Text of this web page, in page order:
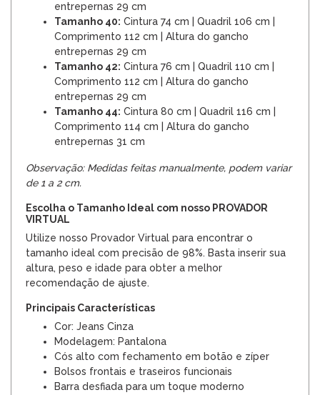
entrepernas 29 cm
Tamanho 40: Cintura 74 cm | Quadril 106 cm |
Comprimento 112 cm | Altura do gancho
entrepernas 29 cm
Tamanho 42: Cintura 76 cm | Quadril 110 cm |
Comprimento 112 cm | Altura do gancho
entrepernas 29 cm
Tamanho 44: Cintura 80 cm | Quadril 116 cm |
Comprimento 114 cm | Altura do gancho
entrepernas 31 cm
Observação: Medidas feitas manualmente, podem variar
de 1 a 2 cm.
Escolha o Tamanho Ideal com nosso PROVADOR
VIRTUAL
Utilize nosso Provador Virtual para encontrar o
tamanho ideal com precisão de 98%. Basta inserir sua
altura, peso e idade para obter a melhor
recomendação de ajuste.
Principais Características
Cor: Jeans Cinza
Modelagem: Pantalona
Cós alto com fechamento em botão e zíper
Bolsos frontais e traseiros funcionais
Barra desfiada para um toque moderno